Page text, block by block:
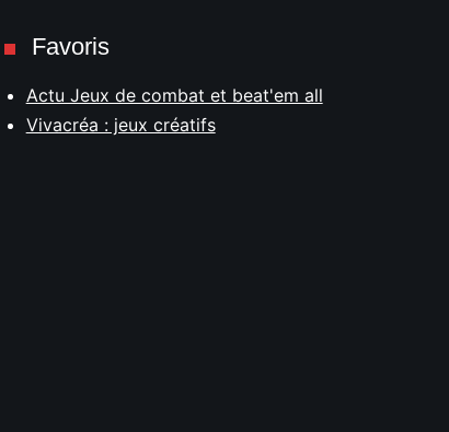
Favoris
Actu Jeux de combat et beat'em all
Vivacréa : jeux créatifs